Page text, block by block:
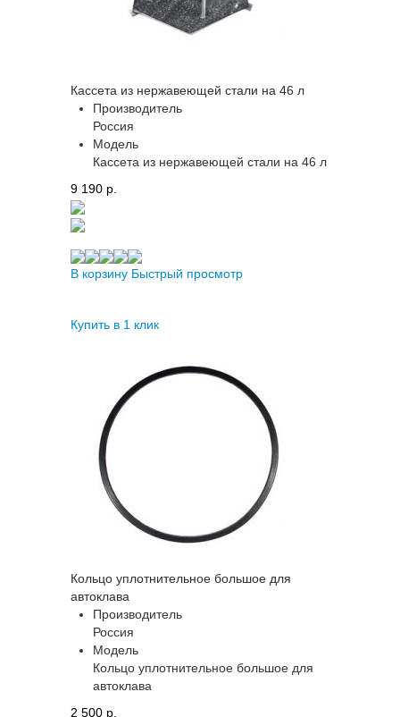
Кассета из нержавеющей стали на 46 л
Производитель
Россия
Модель
Кассета из нержавеющей стали на 46 л
9 190 p.
В корзину Быстрый просмотр
Купить в 1 клик
Кольцо уплотнительное большое для
автоклава
Производитель
Россия
Модель
Кольцо уплотнительное большое для
автоклава
2 500 p.